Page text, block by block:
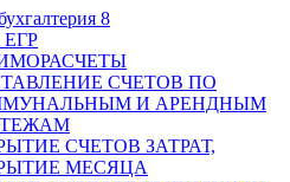
8
СЧЕТОВ ПО
И АРЕНДНЫМ
СЧЕТОВ ЗАТРАТ,
МЕСЯЦА